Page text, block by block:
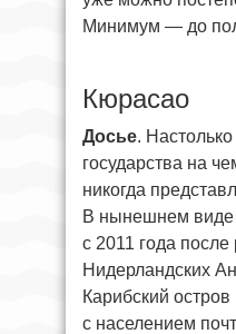
Минимум — до
Кюрасао
Досье.
государства на
никогда
В нынешнем виде
с 2011 года после
Нидерландских
Карибский
с населением